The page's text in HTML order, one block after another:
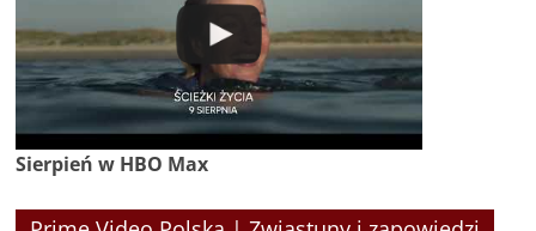
Sierpień w HBO Max